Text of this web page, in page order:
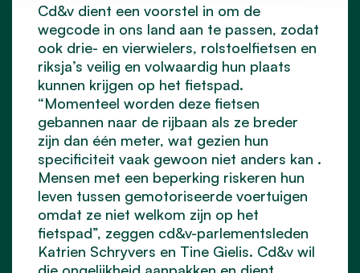
Cd&v dient een voorstel in om de
wegcode in ons land aan te passen, zodat
ook drie- en vierwielers, rolstoelfietsen en
riksja’s veilig en volwaardig hun plaats
kunnen krijgen op het fietspad.
“Momenteel worden deze fietsen
gebannen naar de rijbaan als ze breder
zijn dan één meter, wat gezien hun
specificiteit vaak gewoon niet anders kan .
Mensen met een beperking riskeren hun
leven tussen gemotoriseerde voertuigen
omdat ze niet welkom zijn op het
fietspad”, zeggen cd&v-parlementsleden
Katrien Schryvers en Tine Gielis. Cd&v wil